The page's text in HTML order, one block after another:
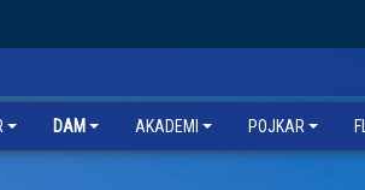
DAM AKADEMI POJKAR